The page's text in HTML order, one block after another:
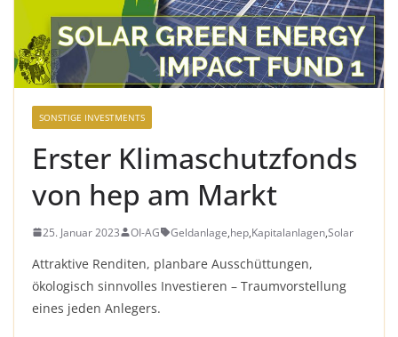
SONSTIGE INVESTMENTS
Erster Klimaschutzfonds
von hep am Markt
25. Januar 2023 OI-AG Geldanlage,hep,Kapitalanlagen,Solar
Attraktive Renditen, planbare Ausschüttungen,
ökologisch sinnvolles Investieren – Traumvorstellung
eines jeden Anlegers.